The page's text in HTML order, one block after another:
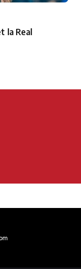
la Real